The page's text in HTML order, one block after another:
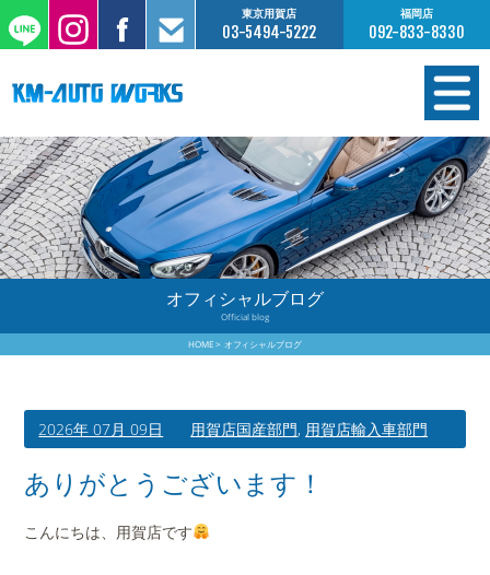
東京用賀店
03-5494-5222
福岡店
092-833-8330
在庫情報
オーダー販売
工場サービス
保証について
買取査定のご案内
店舗案内
オフィシャルブログ
Official blog
HOME オフィシャルブログ
2026年 07月 09日 用賀店国産部門, 用賀店輸入車部門
ありがとうございます！
こんにちは、用賀店です